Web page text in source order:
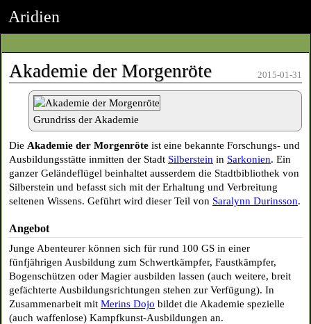
Aridien
Akademie der Morgenröte 2015-01-31
Grundriss der Akademie
Die Akademie der Morgenröte ist eine bekannte Forschungs- und
Ausbildungsstätte inmitten der Stadt Silberstein in Sarkonien. Ein
ganzer Geländeflügel beinhaltet ausserdem die Stadtbibliothek von
Silberstein und befasst sich mit der Erhaltung und Verbreitung
seltenen Wissens. Geführt wird dieser Teil von Saralynn Durinsson.
Angebot
Junge Abenteurer können sich für rund 100 GS in einer
fünfjährigen Ausbildung zum Schwertkämpfer, Faustkämpfer,
Bogenschützen oder Magier ausbilden lassen (auch weitere, breit
gefächterte Ausbildungsrichtungen stehen zur Verfügung). In
Zusammenarbeit mit Merins Dojo bildet die Akademie spezielle
(auch waffenlose) Kampfkunst-Ausbildungen an.